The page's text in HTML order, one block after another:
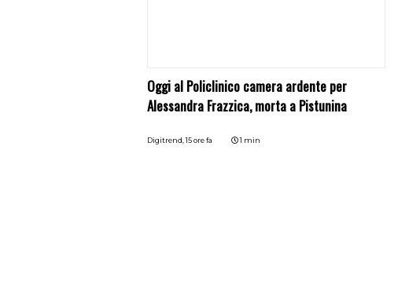
Oggi al Policlinico camera ardente per
Alessandra Frazzica, morta a Pistunina
Digitrend,15 ore fa 1 min